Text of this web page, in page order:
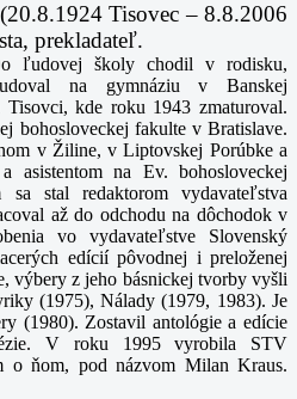
Tisovec – 8.8.2006
prekladateľ.
ľudovej školy chodil v rodisku,
na gymnáziu v Banskej
kde roku 1943 zmaturoval.
bohosloveckej fakulte v Bratislave.
v Žiline, v Liptovskej Porúbke a
asistentom na Ev. bohosloveckej
stal redaktorom vydavateľstva
až do odchodu na dôchodok v
vo vydavateľstve Slovenský
edícií pôvodnej i preloženej
výbery z jeho básnickej tvorby vyšli
(1975), Nálady (1979, 1983). Je
(1980). Zostavil antológie a edície
V roku 1995 vyrobila STV
o ňom, pod názvom Milan Kraus.